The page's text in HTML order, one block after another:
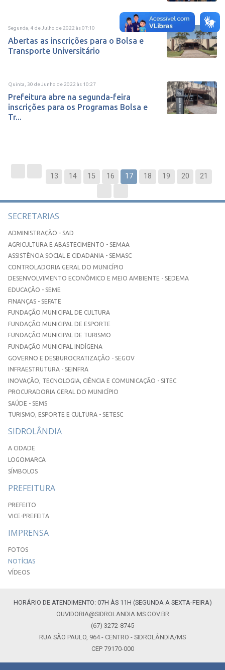
Segunda, 4 de Julho de 2022 às07:10
Abertas as inscrições para o Bolsa e
Transporte Universitário
Quinta, 30 de Junho de 2022 às 10:27
Prefeitura abre na segunda-feira
inscrições para os Programas Bolsa e
Tr...
13 14 15 16 17 18 19 20 21
SECRETARIAS
ADMINISTRAÇÃO - SAD
AGRICULTURA E ABASTECIMENTO - SEMAA
ASSISTÊNCIA SOCIAL E CIDADANIA - SEMASC
CONTROLADORIA GERAL DO MUNICÍPIO
DESENVOLVIMENTO ECONÔMICO E MEIO AMBIENTE - SEDEMA
EDUCAÇÃO - SEME
FINANÇAS - SEFATE
FUNDAÇÃO MUNICIPAL DE CULTURA
FUNDAÇÃO MUNICIPAL DE ESPORTE
FUNDAÇÃO MUNICIPAL DE TURISMO
FUNDAÇÃO MUNICIPAL INDÍGENA
GOVERNO E DESBUROCRATIZAÇÃO - SEGOV
INFRAESTRUTURA - SEINFRA
INOVAÇÃO, TECNOLOGIA, CIÊNCIA E COMUNICAÇÃO - SITEC
PROCURADORIA GERAL DO MUNICÍPIO
SAÚDE - SEMS
TURISMO, ESPORTE E CULTURA - SETESC
SIDROLÂNDIA
A CIDADE
LOGOMARCA
SÍMBOLOS
PREFEITURA
PREFEITO
VICE-PREFEITA
IMPRENSA
FOTOS
NOTÍCIAS
VÍDEOS
HORÁRIO DE ATENDIMENTO: 07H ÀS 11H (SEGUNDA A SEXTA-FEIRA)
OUVIDORIA@SIDROLANDIA.MS.GOV.BR
(67) 3272-8745
RUA SÃO PAULO, 964 - CENTRO - SIDROLÂNDIA/MS
CEP 79170-000